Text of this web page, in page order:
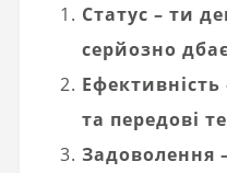
Статус – ти
серйозно
Ефективність
та передові
Задоволення